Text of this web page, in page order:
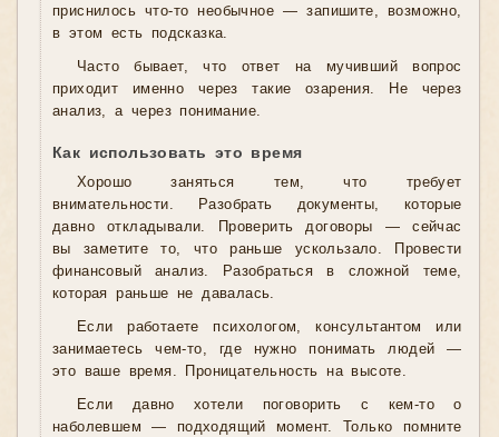
приснилось что-то необычное — запишите, возможно,
в этом есть подсказка.
Часто бывает, что ответ на мучивший вопрос
приходит именно через такие озарения. Не через
анализ, а через понимание.
Как использовать это время
Хорошо заняться тем, что требует
внимательности. Разобрать документы, которые
давно откладывали. Проверить договоры — сейчас
вы заметите то, что раньше ускользало. Провести
финансовый анализ. Разобраться в сложной теме,
которая раньше не давалась.
Если работаете психологом, консультантом или
занимаетесь чем-то, где нужно понимать людей —
это ваше время. Проницательность на высоте.
Если давно хотели поговорить с кем-то о
наболевшем — подходящий момент. Только помните